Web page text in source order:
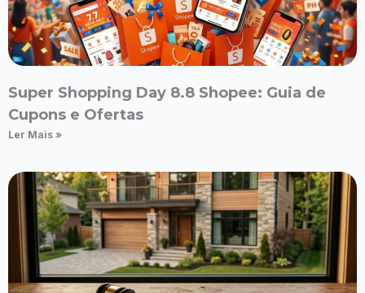
Super Shopping Day 8.8 Shopee: Guia de
Cupons e Ofertas
Ler Mais »